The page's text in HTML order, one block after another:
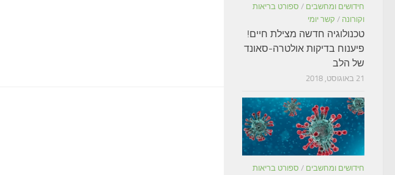
חידושים ומחשבים / ספורט בריאות
וקורונה / קשר יומי
טכנולוגיה חדשה מצילת חיים!
פיענוח בדיקות אולטרה-סאונד
של הלב
21 באוגוסט, 2018
חידושים ומחשבים / ספורט בריאות